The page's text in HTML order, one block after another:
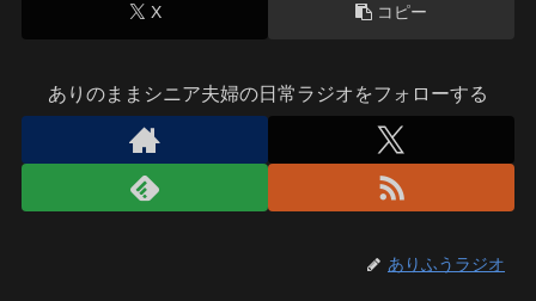
X コピー
ありのままシニア夫婦の日常ラジオをフォローする
ありふうラジオ